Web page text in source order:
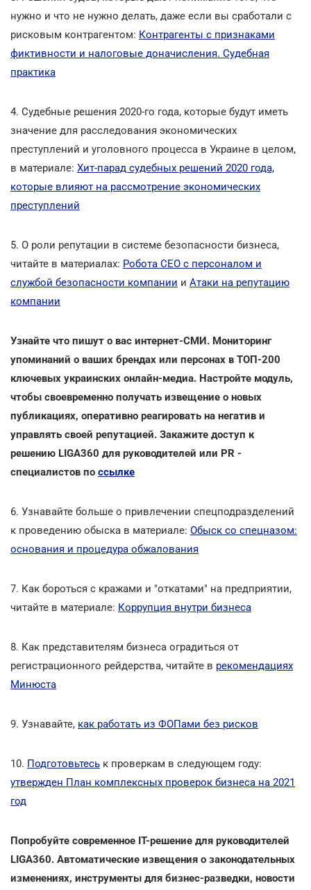
нужно и что не нужно делать, даже если вы сработали с
рисковым контрагентом: Контрагенты с признаками
фиктивности и налоговые доначисления. Судебная
практика
4. Судебные решения 2020-го года, которые будут иметь
значение для расследования экономических
преступлений и уголовного процесса в Украине в целом,
в материале: Хит-парад судебных решений 2020 года,
которые влияют на рассмотрение экономических
преступлений
5. О роли репутации в системе безопасности бизнеса,
читайте в материалах: Робота CEO с персоналом и
службой безопасности компании и Атаки на репутацию
компании
Узнайте что пишут о вас интернет-СМИ. Мониторинг
упоминаний о ваших брендах или персонах в ТОП-200
ключевых украинских онлайн-медиа. Настройте модуль,
чтобы своевременно получать извещение о новых
публикациях, оперативно реагировать на негатив и
управлять своей репутацией. Закажите доступ к
решению LIGA360 для руководителей или PR -
специалистов по ссылке
6. Узнавайте больше о привлечении спецподразделений
к проведению обыска в материале: Обыск со спецназом:
основания и процедура обжалования
7. Как бороться с кражами и "откатами" на предприятии,
читайте в материале: Коррупция внутри бизнеса
8. Как представителям бизнеса оградиться от
регистрационного рейдерства, читайте в рекомендациях
Минюста
9. Узнавайте, как работать из ФОПами без рисков
10. Подготовьтесь к проверкам в следующем году:
утвержден План комплексных проверок бизнеса на 2021
год
Попробуйте современное ІТ-решение для руководителей
LIGA360. Автоматические извещения о законодательных
изменениях, инструменты для бизнес-разведки, новости